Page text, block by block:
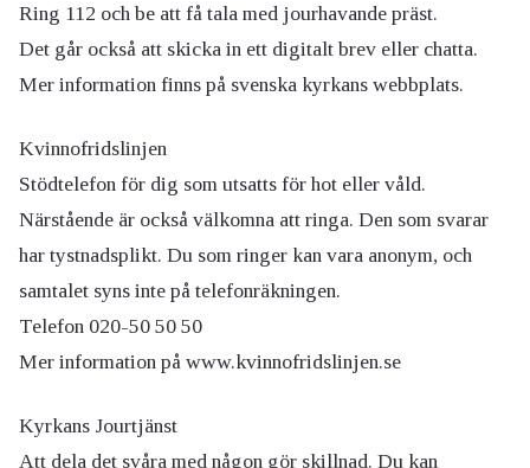
Ring 112 och be att få tala med jourhavande präst.
Det går också att skicka in ett digitalt brev eller chatta.
Mer information finns på svenska kyrkans webbplats.
Kvinnofridslinjen
Stödtelefon för dig som utsatts för hot eller våld.
Närstående är också välkomna att ringa. Den som svarar
har tystnadsplikt. Du som ringer kan vara anonym, och
samtalet syns inte på telefonräkningen.
Telefon 020-50 50 50
Mer information på www.kvinnofridslinjen.se
Kyrkans Jourtjänst
Att dela det svåra med någon gör skillnad. Du kan